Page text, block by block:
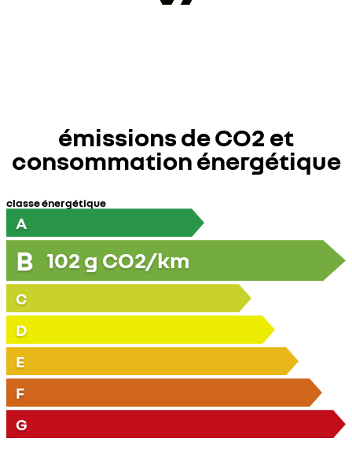
émissions de CO2 et
consommation énergétique
classe énergétique
A
B 102 g CO2/km
C
D
E
F
G